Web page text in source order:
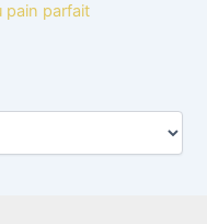
pain parfait